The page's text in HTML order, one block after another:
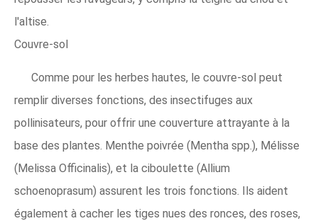
l'altise.
Couvre-sol
Comme pour les herbes hautes, le couvre-sol peut
remplir diverses fonctions, des insectifuges aux
pollinisateurs, pour offrir une couverture attrayante à la
base des plantes. Menthe poivrée (Mentha spp.), Mélisse
(Melissa Officinalis), et la ciboulette (Allium
schoenoprasum) assurent les trois fonctions. Ils aident
également à cacher les tiges nues des ronces, des roses,